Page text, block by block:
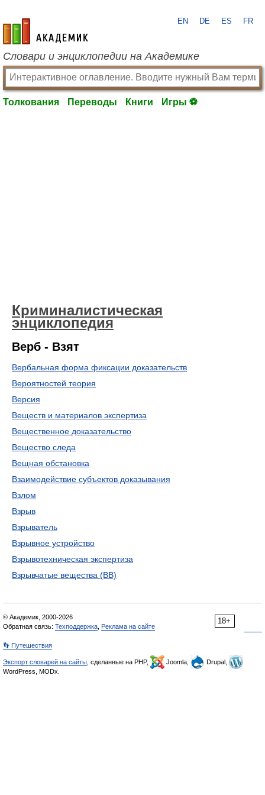
academic.ru
EN DE ES FR
Словари и энциклопедии на Академике
Толкования Переводы Книги Игры ⚽
Криминалистическая
энциклопедия
Верб - Взят
Вербальная форма фиксации доказательств
Вероятностей теория
Версия
Веществ и материалов экспертиза
Вещественное доказательство
Вещество следа
Вещная обстановка
Взаимодействие субъектов доказывания
Взлом
Взрыв
Взрыватель
Взрывное устройство
Взрывотехническая экспертиза
Взрывчатые вещества (ВВ)
18+
© Академик, 2000-2026
Обратная связь: Техподдержка Реклама на сайте
👣 Путешествия
Экспорт словарей на сайты , сделанные на PHP, Joomla,
Drupal,
WordPress, MODx.